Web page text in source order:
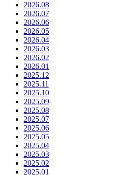
2026.08
2026.07
2026.06
2026.05
2026.04
2026.03
2026.02
2026.01
2025.12
2025.11
2025.10
2025.09
2025.08
2025.07
2025.06
2025.05
2025.04
2025.03
2025.02
2025.01